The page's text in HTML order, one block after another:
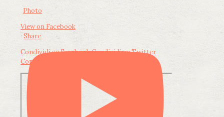
Photo
View on Facebook
· Share
Condividi su FacebookCondividi su Twitter
Condividi su LinkedIn